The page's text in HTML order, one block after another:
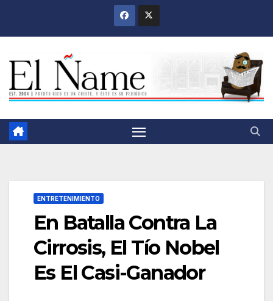
ENTRETENIMIENTO
En Batalla Contra La
Cirrosis, El Tío Nobel
Es El Casi-Ganador